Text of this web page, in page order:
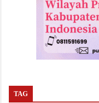
TAG